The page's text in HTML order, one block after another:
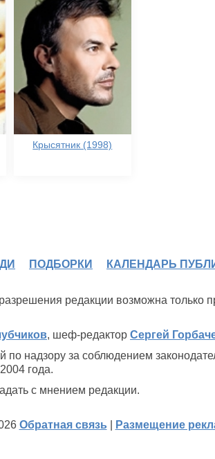
Крысятник (1998)
ПОДБОРКИ КАЛЕНДАРЬ
редакции возможна только
, шеф-редактор Сергей
надзору за соблюдением
года.
с мнением редакции.
Обратная связь Размещение